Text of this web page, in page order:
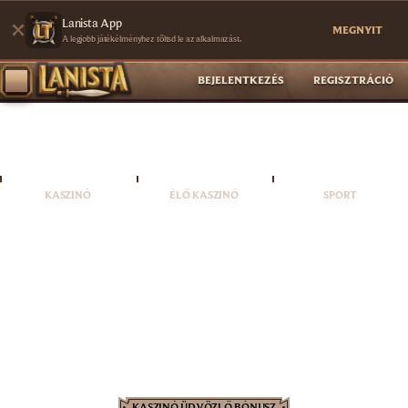
Lanista App
A legjobb játékélményhez töltsd le az alkalmazást.
MEGNYIT
BEJELENTKEZÉS REGISZTRÁCIÓ
KASZINÓ ÉLŐ KASZINÓ SPORT